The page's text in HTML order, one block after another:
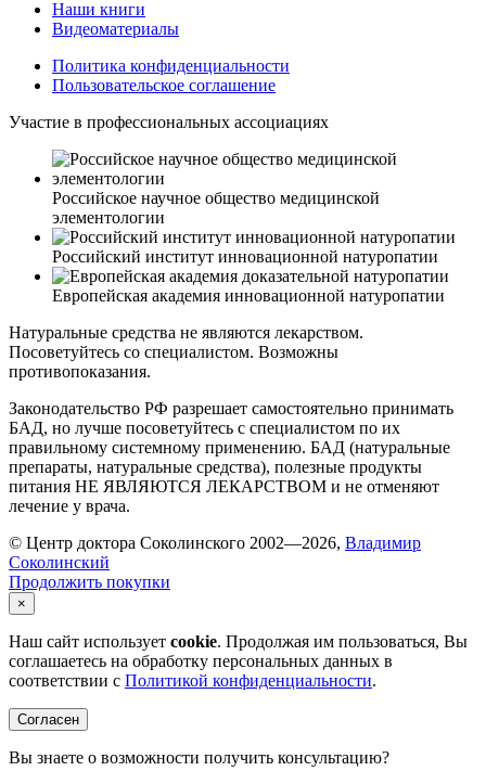
Наши книги
Видеоматериалы
Политика конфиденциальности
Пользовательское соглашение
Участие в профессиональных ассоциациях
Российское научное общество медицинской
элементологии
Российский институт инновационной натуропатии
Европейская академия инновационной натуропатии
Натуральные средства не являются лекарством.
Посоветуйтесь со специалистом. Возможны
противопоказания.
Законодательство РФ разрешает самостоятельно принимать
БАД, но лучше посоветуйтесь с специалистом по их
правильному системному применению. БАД (натуральные
препараты, натуральные средства), полезные продукты
питания НЕ ЯВЛЯЮТСЯ ЛЕКАРСТВОМ и не отменяют
лечение у врача.
© Центр доктора Соколинского 2002—2026, Владимир
Соколинский
Продолжить покупки
×
Наш сайт использует cookie. Продолжая им пользоваться, Вы
соглашаетесь на обработку персональных данных в
соответствии с Политикой конфиденциальности.
Согласен
Вы знаете о возможности получить консультацию?